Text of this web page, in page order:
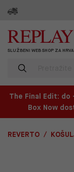
SLUŽBENI WEB SHOP ZA
The Final Edit:
Box Now
REVERTO